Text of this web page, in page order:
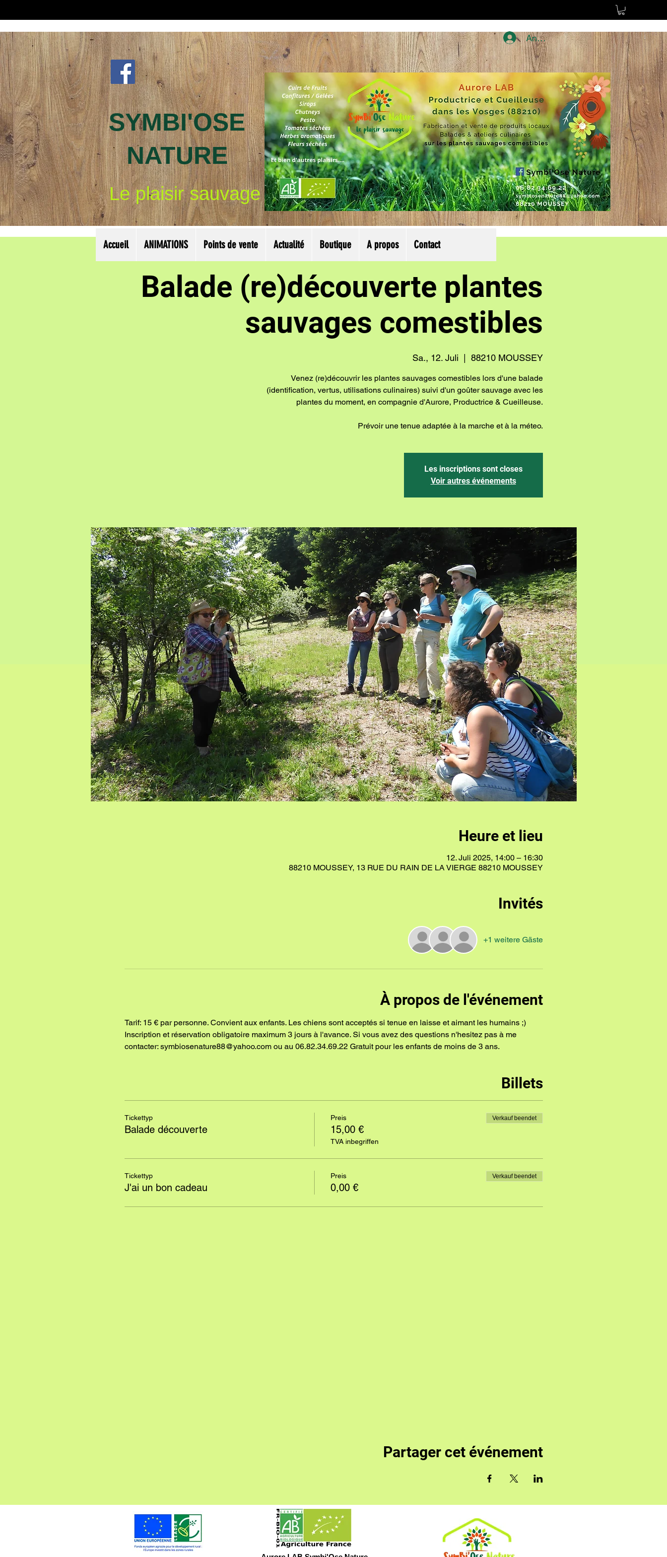
SYMBI'OSE
NATURE
Le plaisir sauvage
Anmelden
Balade (re)découverte plantes
sauvages comestibles
Sa., 12. Juli 88210 MOUSSEY
Venez (re)découvrir les plantes sauvages comestibles lors d'une balade
(identification, vertus, utilisations culinaires) suivi d'un goûter sauvage avec les
plantes du moment, en compagnie d'Aurore, Productrice & Cueilleuse.
Prévoir une tenue adaptée à la marche et à la méteo.
Les inscriptions sont closes
Voir autres événements
Heure et lieu
12. Juli 2025, 14:00 – 16:30
88210 MOUSSEY, 13 RUE DU RAIN DE LA VIERGE 88210 MOUSSEY
Invités
+1 weitere Gäste
À propos de l'événement
Tarif: 15 € par personne. Convient aux enfants. Les chiens sont acceptés si tenue en laisse et aimant les humains ;)
Inscription et réservation obligatoire maximum 3 jours à l'avance. Si vous avez des questions n'hesitez pas à me
contacter: symbiosenature88@yahoo.com ou au 06.82.34.69.22 Gratuit pour les enfants de moins de 3 ans.
Billets
Tickettyp
Balade découverte
Preis
15,00 €
TVA inbegriffen
Verkauf beendet
Tickettyp
J'ai un bon cadeau
Preis
0,00 €
Verkauf beendet
Partager cet événement
Accueil ANIMATIONS Points de vente Actualité Boutique A propos Contact